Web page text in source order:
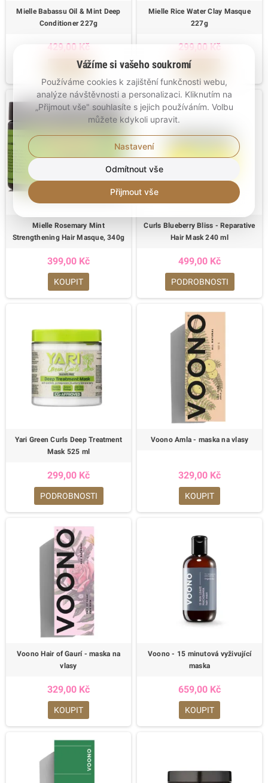
Mielle Babassu Oil & Mint Deep
Conditioner 227g
429,00 Kč
KOUPIT
Mielle Rice Water Clay Masque
227g
299,00 Kč
KOUPIT
Mielle Rosemary Mint
Strengthening Hair Masque, 340g
399,00 Kč
KOUPIT
Curls Blueberry Bliss - Reparative
Hair Mask 240 ml
499,00 Kč
PODROBNOSTI
Yari Green Curls Deep Treatment
Mask 525 ml
299,00 Kč
PODROBNOSTI
Voono Amla - maska na vlasy
329,00 Kč
KOUPIT
Voono Hair of Gaurí - maska na
vlasy
329,00 Kč
KOUPIT
Voono - 15 minutová vyživující
maska
659,00 Kč
KOUPIT
Vážíme si vašeho soukromí
Používáme cookies k zajištění funkčnosti webu,
analýze návštěvnosti a personalizaci. Kliknutím na
„Přijmout vše" souhlasíte s jejich používáním. Volbu
můžete kdykoli upravit.
Nastavení
Odmítnout vše
Přijmout vše